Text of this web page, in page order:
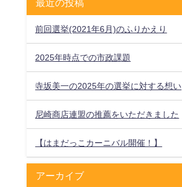
最近の投稿
前回選挙(2021年6月)のふりかえり
2025年時点での市政課題
寺坂美一の2025年の選挙に対する想い
尼崎商店連盟の推薦をいただきました
【はまだっこカーニバル開催！】
アーカイブ